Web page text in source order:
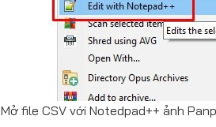
Mở file CSV với Notedpad++ ảnh